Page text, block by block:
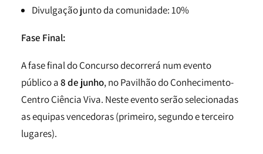
Divulgação junto da comunidade: 10%
Fase Final:
A fase final do Concurso decorrerá num evento
público a8 de junho, no Pavilhão do Conhecimento-
Centro Ciência Viva. Neste evento serão selecionadas
as equipas vencedoras (primeiro, segundo e terceiro
lugares).